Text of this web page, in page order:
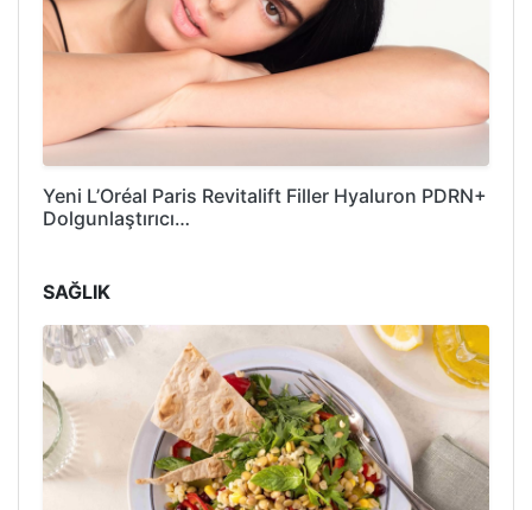
Yeni L’Oréal Paris Revitalift Filler Hyaluron PDRN+
Dolgunlaştırıcı…
SAĞLIK